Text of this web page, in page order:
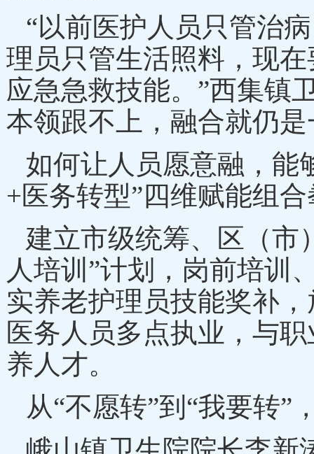
“以前医护人员只管治
理员只管生活照料，现
应急急救技能。”西集镇
本领跟不上，融合就仍
如何让人员愿意融，能
+医务转型”四维赋能组
建立市级统筹、区（市
人培训”计划，岗前培训
实养老护理员技能奖补
医务人员多点执业，与
养人才。
从“不愿转”到“我要转”